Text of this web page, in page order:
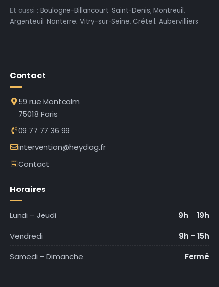
Et aussi : Boulogne-Billancourt, Saint-Denis, Montreuil,
Argenteuil, Nanterre, Vitry-sur-Seine, Créteil, Aubervilliers
Contact
59 rue Montcalm
75018 Paris
09 77 77 36 99
intervention@heydiag.fr
Contact
Horaires
Lundi – Jeudi
9h – 19h
Vendredi
9h – 15h
Samedi – Dimanche
Fermé